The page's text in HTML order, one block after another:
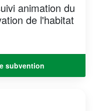
animation du
de l'habitat
subvention